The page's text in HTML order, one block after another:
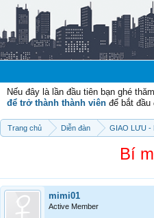
Nếu đây là lần đầu tiên bạn ghé
để trở thành thành viên để bắt đầu
Trang chủ Diễn đàn GIAO LƯU -
Bí
mimi01
Active Member